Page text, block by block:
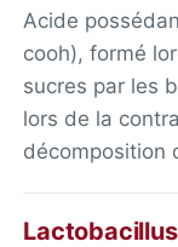
Acide
cooh), formé
sucres par les
lors de la
décomposition
Lactobacillus